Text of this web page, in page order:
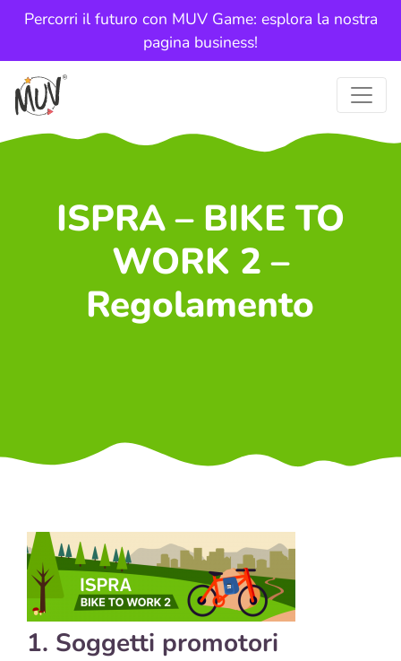
Percorri il futuro con MUV Game: esplora la nostra
pagina business!
ISPRA – BIKE TO
WORK 2 –
Regolamento
1. Soggetti promotori